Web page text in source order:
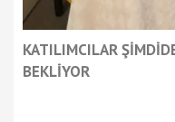
KATILIMCILAR
BEKLİYOR